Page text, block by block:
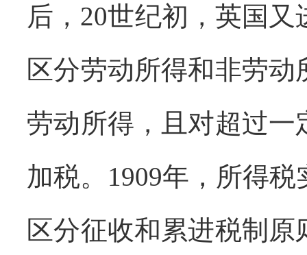
后， 20世纪初，英国又
区分劳动所得和非劳
劳动所得，且对超过
加税。 1909年，所得税
区分征收和累进税制